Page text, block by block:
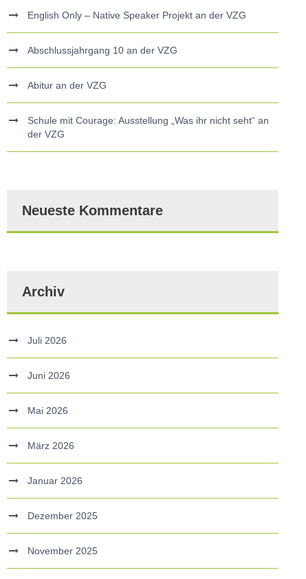
English Only – Native Speaker Projekt an der VZG
Abschlussjahrgang 10 an der VZG
Abitur an der VZG
Schule mit Courage: Ausstellung „Was ihr nicht seht“ an
der VZG
Neueste Kommentare
Archiv
Juli 2026
Juni 2026
Mai 2026
März 2026
Januar 2026
Dezember 2025
November 2025